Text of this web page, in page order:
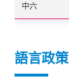
中六
語言政策